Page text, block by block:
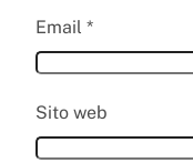
Email *
Sito web